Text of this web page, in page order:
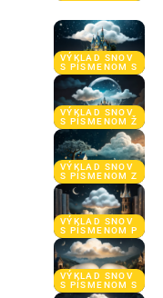
VÝKLAD SNOV
S PÍSMENOM S
VÝKLAD SNOV
S PÍSMENOM Ž
VÝKLAD SNOV
S PÍSMENOM Z
VÝKLAD SNOV
S PÍSMENOM P
VÝKLAD SNOV
S PÍSMENOM S